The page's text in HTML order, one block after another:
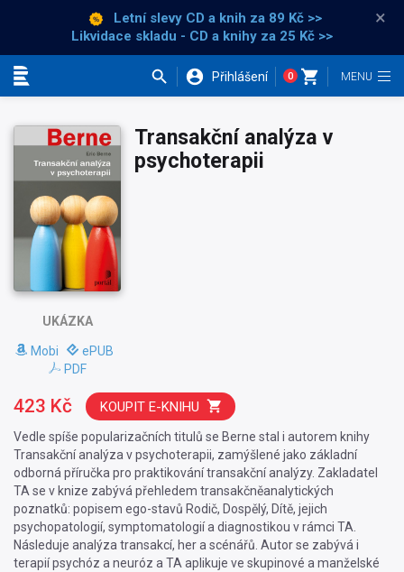
Letní slevy CD a knih za 89 Kč >>
Likvidace skladu - CD a knihy za 25 Kč >>
×
Přihlášení 0
UKÁZKA
Mobi
ePUB
PDF
Transakční analýza v
psychoterapii
Vedle spíše popularizačních titulů se Berne stal i autorem knihy
Transakční analýza v psychoterapii, zamýšlené jako základní
odborná příručka pro praktikování transakční analýzy. Zakladatel
TA se v knize zabývá přehledem transakčněanalytických
poznatků: popisem ego-stavů Rodič, Dospělý, Dítě, jejich
psychopatologií, symptomatologií a diagnostikou v rámci TA.
Následuje analýza transakcí, her a scénářů. Autor se zabývá i
terapií psychóz a neuróz a TA aplikuje ve skupinové a manželské
423 Kč KOUPIT E-KNIHU